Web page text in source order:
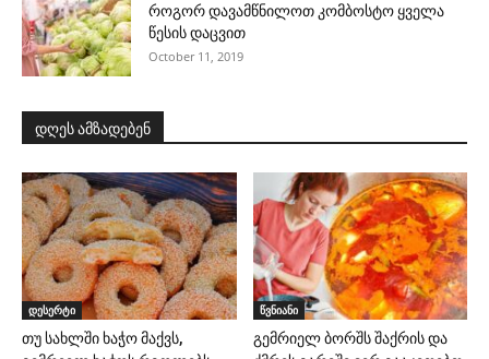
როგორ დავამწნილოთ კომბოსტო ყველა
წესის დაცვით
October 11, 2019
დღეს ამზადებენ
დესერტი
თუ სახლში ხაჭო მაქვს,
წვნიანი
გემრიელ ბორშს შაქრის და